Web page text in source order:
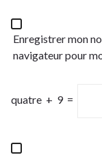
Enregistrer mon
navigateur pour
quatre + 9 =